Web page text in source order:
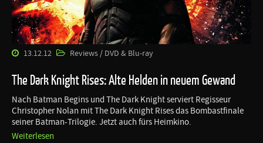
13.12.12 Reviews / DVD & Blu-ray
The Dark Knight Rises: Alte Helden in neuem Gewand
Nach Batman Begins und The Dark Knight serviert Regisseur
Christopher Nolan mit The Dark Knight Rises das Bombastfinale
seiner Batman-Trilogie. Jetzt auch fürs Heimkino.
Weiterlesen